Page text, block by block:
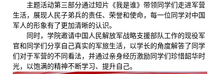
主题活动第三部分通过短片《我是谁》带领同学们走进军营
生活，展现人民子弟兵的责任、荣誉和使命，每一位同学对中国
军人的形象有了更加清晰的认识。
同时，学院邀请中国人民解放军战略支援部队工作的现役军
官和同学们分享自己真实的军旅生活，以学长的角度解答了同学
们对于军营的不同看法，并通过亲身经历激励同学们珍惜韶华时
光，以饱满的精神不断学习、提升自己。